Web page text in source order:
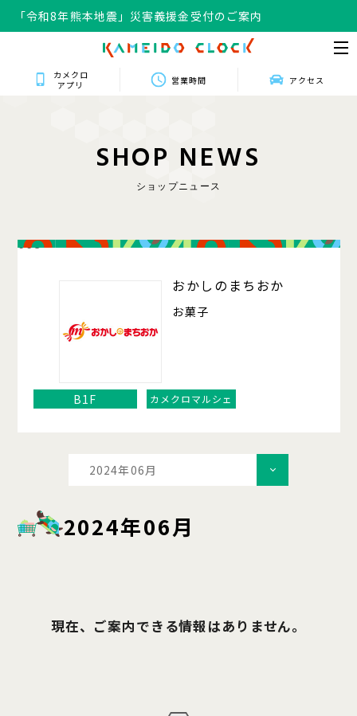
「令和8年熊本地震」災害義援金受付のご案内
カメクロ
アプリ
営業時間 アクセス
SHOP NEWS
ショップニュース
008
おかしのまちおか
お菓子
B1F カメクロマルシェ
2024年06月
2024年06月
現在、ご案内できる情報はありません。